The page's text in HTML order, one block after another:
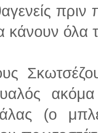
κάνουν όλα
(ο